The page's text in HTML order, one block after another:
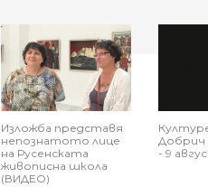
Изложба представя
непознатото лице
на Русенската
живописна школа
(ВИДЕО)
Добрич
- 9